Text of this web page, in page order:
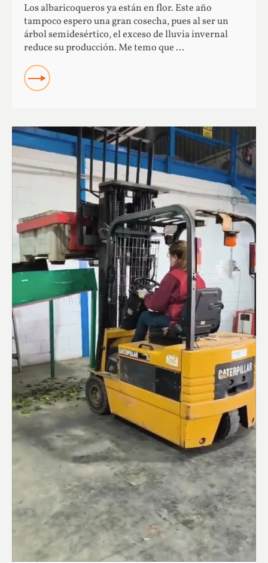
Los albaricoqueros ya están en flor. Este año
tampoco espero una gran cosecha, pues al ser un
árbol semidesértico, el exceso de lluvia invernal
reduce su producción. Me temo que ...
READ